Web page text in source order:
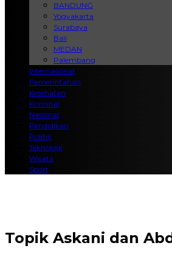
BANDUNG
Yogyakarta
Surabaya
Bali
MEDAN
Palembang
Internasional
Pemerintahan
Kesehatan
Kriminal
Nasional
Pendidikan
Politik
Teknologi
Wisata
Sport
Topik Askani dan